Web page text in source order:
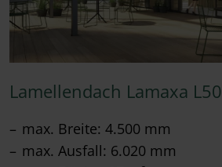
Lamellendach Lamaxa L50
max. Breite: 4.500 mm
max. Ausfall: 6.020 mm